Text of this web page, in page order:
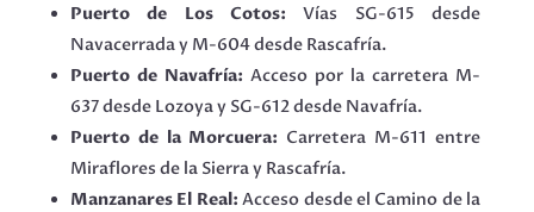
Puerto de Los Cotos: Vías SG-615 desde
Navacerrada y M-604 desde Rascafría.
Puerto de Navafría: Acceso por la carretera M-
637 desde Lozoya y SG-612 desde Navafría.
Puerto de la Morcuera: Carretera M-611 entre
Miraflores de la Sierra y Rascafría.
Manzanares El Real: Acceso desde el Camino de la